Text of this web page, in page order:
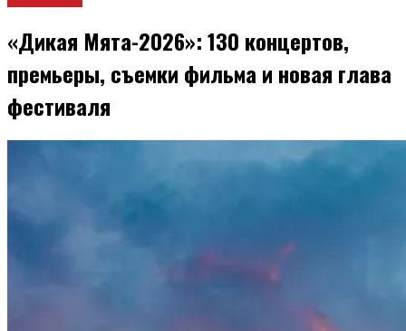
«Дикая Мята-2026»: 130 концертов,
премьеры, съемки фильма и новая глава
фестиваля